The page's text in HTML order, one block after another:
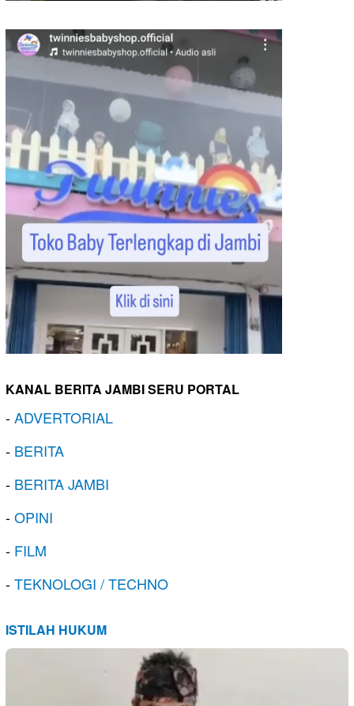
KANAL BERITA JAMBI SERU PORTAL
-ADVERTORIAL
- BERITA
- BERITA JAMBI
-OPINI
- FILM
-TEKNOLOGI / TECHNO
ISTILAH HUKUM